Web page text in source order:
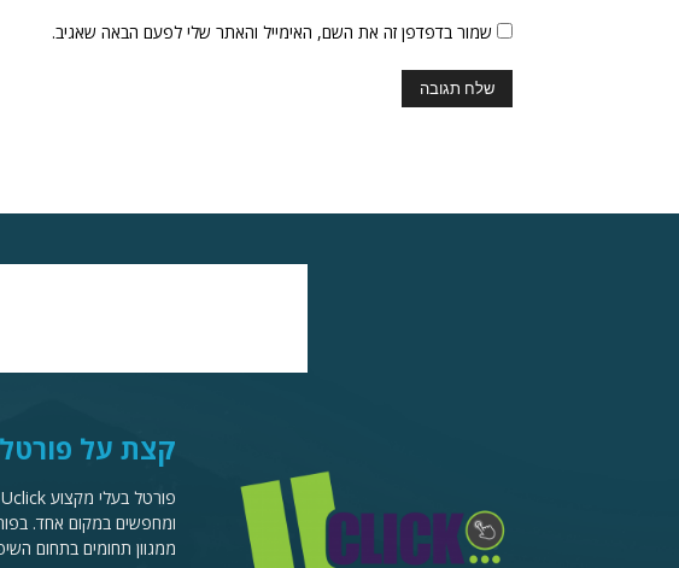
שמור בדפדפן זה את השם, האימייל והאתר שלי לפעם הבאה שאגיב.
קצת על
ומחפשים במקום אחד.
ממגוון תחומים בתחום